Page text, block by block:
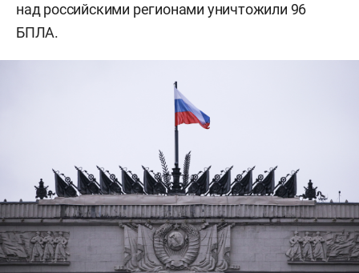
над российскими регионами уничтожили 96
БПЛА.